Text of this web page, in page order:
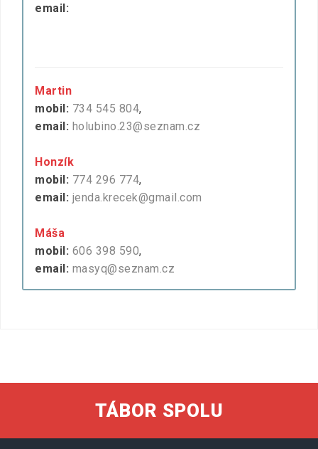
email:
Martin
mobil: 734 545 804,
email: holubino.23@seznam.cz
Honzík
mobil: 774 296 774,
email: jenda.krecek@gmail.com
Máša
mobil: 606 398 590,
email: masyq@seznam.cz
TÁBOR SPOLU